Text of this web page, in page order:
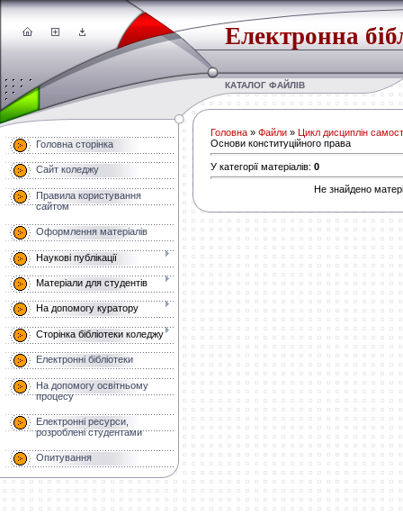
Електронна
КАТАЛОГ ФАЙЛІВ
Головна сторінка
Сайт коледжу
Правила користування
сайтом
Оформлення матеріалів
Наукові публікації
Матеріали для студентів
На допомогу куратору
Сторінка бібліотеки коледжу
Електронні бібліотеки
На допомогу освітньому
процесу
Електронні ресурси,
розроблені студентами
Опитування
Головна » Файли » Цикл дисциплін
Основи конституційного права
У категорії матеріалів: 0
Не знайдено